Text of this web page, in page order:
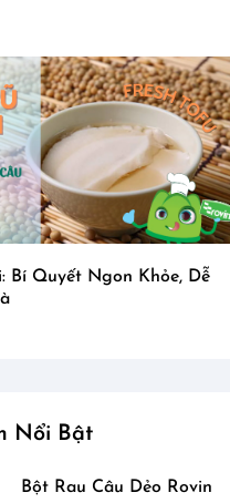
Bí Quyết Ngon Khỏe, Dễ
Nổi Bật
Bột Rau Câu Dẻo Rovin